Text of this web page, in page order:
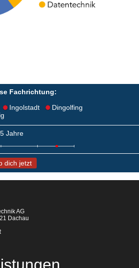
Fachrichtung:
Ingolstadt
Dingolfing
Jahre
dich jetzt
AG
Dachau